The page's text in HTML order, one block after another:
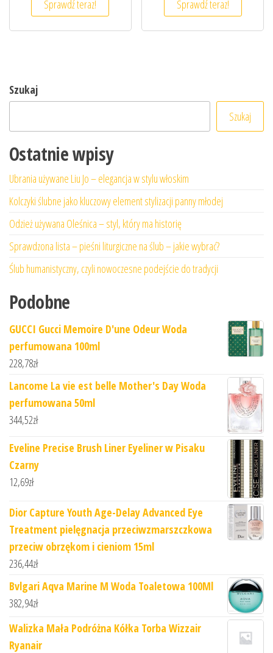
Sprawdź teraz! Sprawdź teraz!
Szukaj
Szukaj
Ostatnie wpisy
Ubrania używane Liu Jo – elegancja w stylu włoskim
Kolczyki ślubne jako kluczowy element stylizacji panny młodej
Odzież używana Oleśnica – styl, który ma historię
Sprawdzona lista – pieśni liturgiczne na ślub – jakie wybrać?
Ślub humanistyczny, czyli nowoczesne podejście do tradycji
Podobne
GUCCI Gucci Memoire D'une Odeur Woda
perfumowana 100ml
228,78zł
Lancome La vie est belle Mother's Day Woda
perfumowana 50ml
344,52zł
Eveline Precise Brush Liner Eyeliner w Pisaku
Czarny
12,69zł
Dior Capture Youth Age-Delay Advanced Eye
Treatment pielęgnacja przeciwzmarszczkowa
przeciw obrzękom i cieniom 15ml
236,44zł
Bvlgari Aqva Marine M Woda Toaletowa 100Ml
382,94zł
Walizka Mała Podróżna Kółka Torba Wizzair
Ryanair